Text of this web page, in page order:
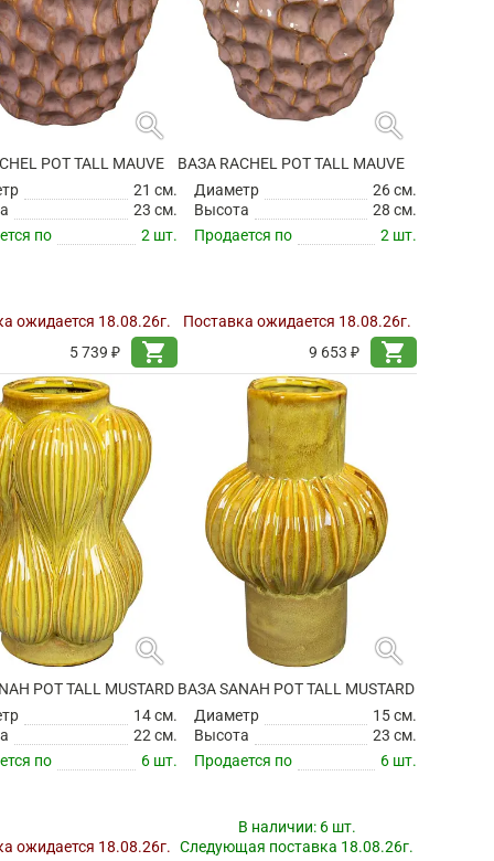
search
POT TALL MAUVE
21 см.
23 см.
по
2 шт.
ожидается 18.08.26г.
5 739 ₽
shopping_cart
search
ВАЗА RACHEL POT TALL MAUVE
Диаметр
26 см.
Высота
28 см.
Продается по
2 шт.
Поставка ожидается 18.08.26г.
9 653 ₽
shopping_cart
search
POT TALL MUSTARD
14 см.
22 см.
по
6 шт.
ожидается 18.08.26г.
search
ВАЗА SANAH POT TALL MUSTARD
Диаметр
15 см.
Высота
23 см.
Продается по
6 шт.
В наличии: 6 шт.
Следующая поставка 18.08.26г.